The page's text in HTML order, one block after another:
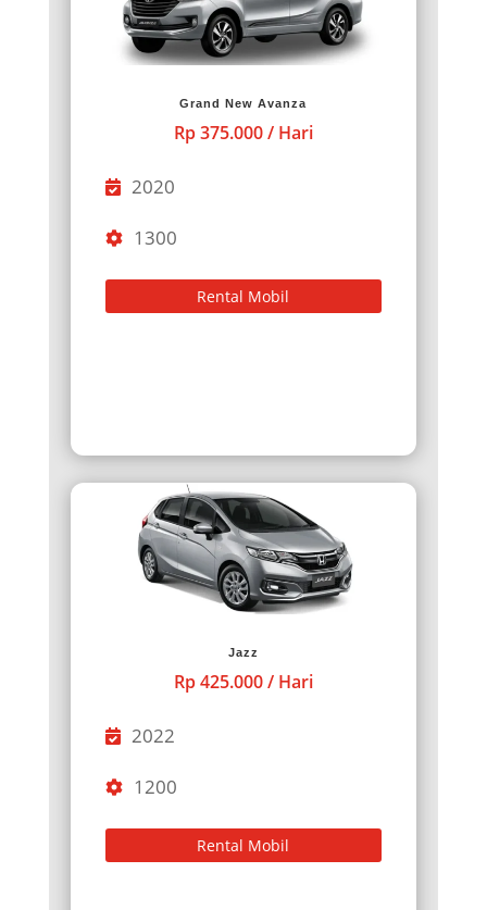
Grand New Avanza
Rp 375.000 / Hari
2020
1300
Rental Mobil
Jazz
Rp 425.000 / Hari
2022
1200
Rental Mobil